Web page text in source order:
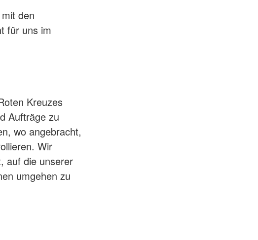
den
für uns im
Kreuzes
Aufträge zu
wo angebracht,
Wir
auf die unserer
umgehen zu